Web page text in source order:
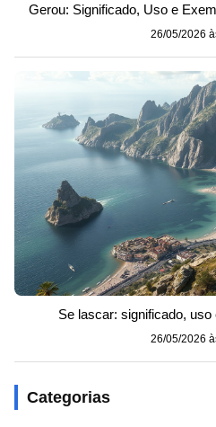
Gerou: Significado, Uso e
26/05/2026
Se lascar: significado,
26/05/2026
Categorias